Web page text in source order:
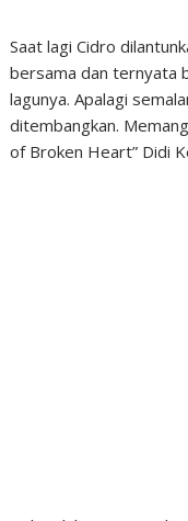
Saat lagi Cidro
bersama dan ternyata
lagunya. Apalagi
ditembangkan.
of Broken Heart” Didi